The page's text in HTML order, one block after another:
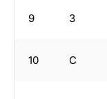
9 3
10 C